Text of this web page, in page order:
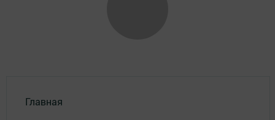
Главная